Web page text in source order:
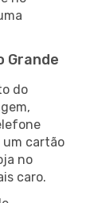
Grande
do
um cartão
no
caro.